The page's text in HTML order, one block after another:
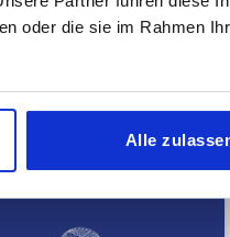
oder die sie im Rahmen
Alle